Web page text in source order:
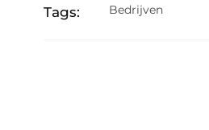
Tags: Bedrijven